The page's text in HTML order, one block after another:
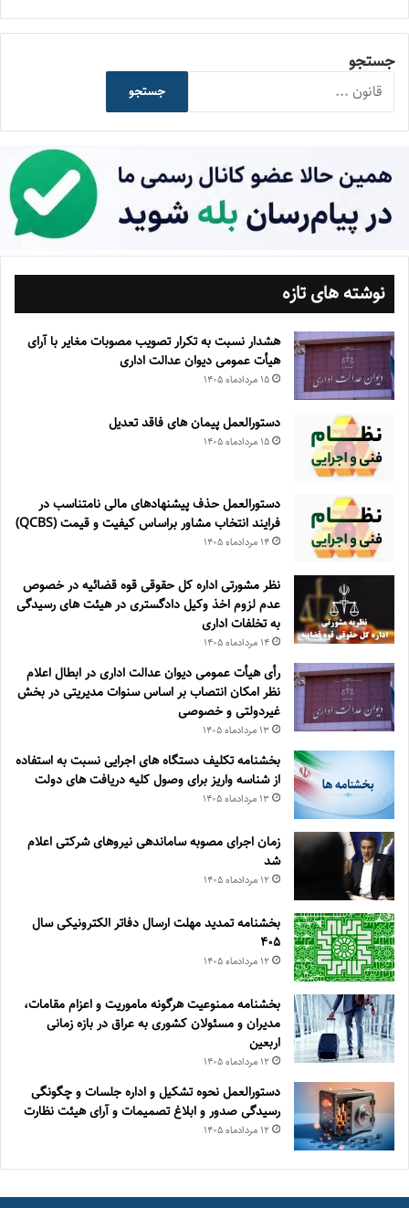
جستجو
جستجو
نوشته های تازه
هشدار نسبت به تکرار تصویب مصوبات مغایر با آرای
هیأت عمومی دیوان عدالت اداری
۱۵ مرداد‌ماه ۱۴۰۵
دستورالعمل پیمان های فاقد تعدیل
۱۵ مرداد‌ماه ۱۴۰۵
دستورالعمل حذف پيشنهادهای مالی نامتناسب در
فرايند انتخاب مشاور براساس كيفيت و قيمت (QCBS)
۱۴ مرداد‌ماه ۱۴۰۵
نظر مشورتی اداره کل حقوقی قوه قضائیه در خصوص
عدم لزوم اخذ وکیل دادگستری در هیئت های رسیدگی
به تخلفات اداری
۱۴ مرداد‌ماه ۱۴۰۵
رأی هیأت عمومی دیوان عدالت اداری در ابطال اعلام
نظر امکان انتصاب بر اساس سنوات مدیریتی در بخش
غیردولتی و خصوصی
۱۳ مرداد‌ماه ۱۴۰۵
بخشنامه تکلیف دستگاه های اجرایی نسبت به استفاده
از شناسه واریز برای وصول کلیه دریافت های دولت
۱۳ مرداد‌ماه ۱۴۰۵
زمان اجرای مصوبه ساماندهی نیروهای شرکتی اعلام
شد
۱۲ مرداد‌ماه ۱۴۰۵
بخشنامه تمدید مهلت ارسال دفاتر الکترونیکی سال
۴۰۵
۱۲ مرداد‌ماه ۱۴۰۵
بخشنامه ممنوعیت هرگونه ماموریت و اعزام مقامات،
مدیران و مسئولان کشوری به عراق در بازه زمانی
اربعین
۱۲ مرداد‌ماه ۱۴۰۵
دستورالعمل نحوه تشکیل و اداره جلسات و چگونگی
رسیدگی صدور و ‏ابلاغ تصمیمات و‎ ‎آرای هیئت نظارت
۱۲ مرداد‌ماه ۱۴۰۵